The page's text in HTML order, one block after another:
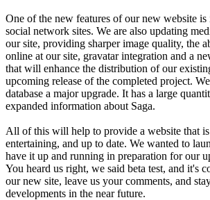
One of the new features of our new website
social network sites. We are also updating
our site, providing sharper image quality, the
online at our site, gravatar integration and a
that will enhance the distribution of our
upcoming release of the completed project.
database a major upgrade. It has a large
expanded information about Saga.
All of this will help to provide a website that
entertaining, and up to date. We wanted to
have it up and running in preparation for our
You heard us right, we said beta test, and it's
our new site, leave us your comments, and
developments in the near future.